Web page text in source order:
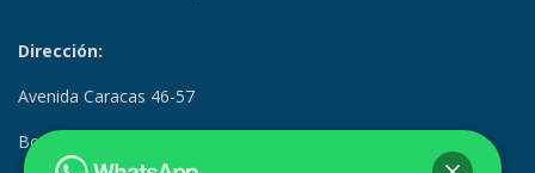
Dirección:
Avenida Caracas 46-57
Bogotá, Colombia